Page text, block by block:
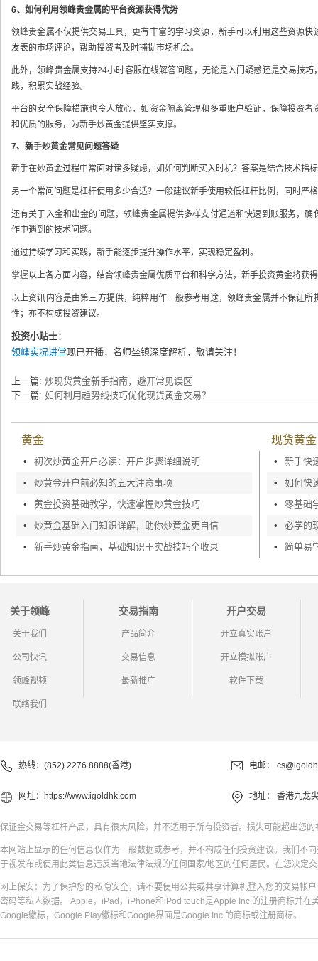
6、如何利用领峰贵金属的平台资源获得优势
领峰贵金属不仅提供交易工具，更有丰富的学习资源，新手可以利用这些资源
发表的市场评论，帮助投资者及时捕捉市场机会。
此外，领峰贵金属支持24小时客服在线解答问题，无论是入门疑惑还是交易技
践，积累实战经验。
平台的安全保障措施也令人放心，如资金隔离管理和多重账户验证，保障投资
和优质的服务，为新手炒黄金提供坚实支撑。
7、新手炒黄金常见问题答疑
新手在炒黄金过程中常面对诸多疑虑，如如何判断买入时机？答案是结合技术指
另一个常问问题是杠杆使用多少合适？一般建议新手使用较低杠杆比例，同时严
还有关于入金和出金的问题，领峰贵金属提供多样支付通道和快速到账服务，
作中遇到的技术问题。
通过持续学习和实践，新手能逐步提升操作水平，实现稳定盈利。
掌握以上各方面内容，结合领峰贵金属优质平台和科学方法，新手投资黄金将获
以上资讯内容是由第三方提供，纯粹用作一般参考用途，领峰贵金属并不保证
性；亦不构成投资建议。
投资小贴士：
领峰实况讲堂现已开播，名师坐镇深度解析，敬请关注！
上一篇: 炒现货黄金新手指南，避开常见误区
下一篇: 如何利用趋势线技巧优化现货黄金交易？
黄金
•
初次炒黄金开户必读：开户步骤详细说明
•
炒黄金开户前必知的五大注意事项
•
黄金投资基础教学，快速掌握炒黄金技巧
•
炒黄金基础入门知识详解，助你炒黄金更自信
•
新手炒黄金指南，基础知识＋实战技巧全收录
现货黄金
•
新手快
•
•
零基础
•
必学的
•
简单易
关于领峰
关于我们
公司快讯
领峰视频
联络我们
交易指南
产品简介
交易信息
最新推广
开户交易
开立真实账户
开立模拟账户
软件下载
热线：(852) 2276 8888(香港) 电邮：
网址： https://www.igoldhk.com 地址： 香港九龙
保证金交易等杠杆产品，具有很大风险，并不适用于所有投资者。损失可能超出您
本网站上显示的任何信息仅作为一般数据或参考，并不构成任何投资建议。我们不
于视发布或使用此类信息违反当地法律法规的任何国家/地区的任何居民。在您决定
网上保安：为了保护您的私隐安全，请不要使用公共或共享计算机登入您的交易帐
密码等私人数据。 Apple，iPad，iPhone和iPod touch是Apple Inc.的注册商标并
Google徽标，Google Play徽标和Google界面是Google Inc.的商标或注册商标。